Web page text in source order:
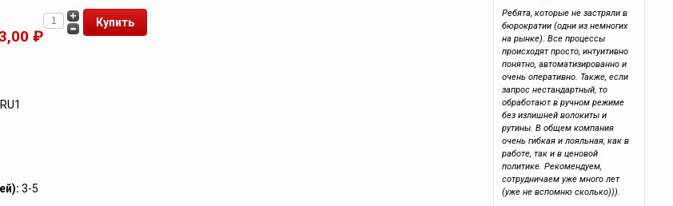
₽
3-5
Ребята, которые не застряли в
бюрократии (одни из немногих
на рынке). Все процессы
происходят просто, интуитивно
понятно, автоматизированно и
очень оперативно. Также, если
запрос нестандартный, то
обработают в ручном режиме
без излишней волокиты и
рутины. В общем компания
очень гибкая и лояльная, как в
работе, так и в ценовой
политике. Рекомендуем,
сотрудничаем уже много лет
(уже не вспомню сколько))).